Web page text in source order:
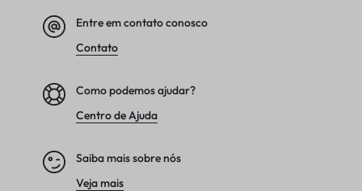
Entre em contato conosco
Contato
Como podemos ajudar?
Centro de Ajuda
Saiba mais sobre nós
Veja mais